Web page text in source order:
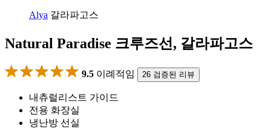
Alya 갈라파고스
Natural Paradise 크루즈선, 갈라파고스
9.5 이례적임 26 검증된 리뷰
내츄럴리스트 가이드
전용 화장실
냉난방 선실